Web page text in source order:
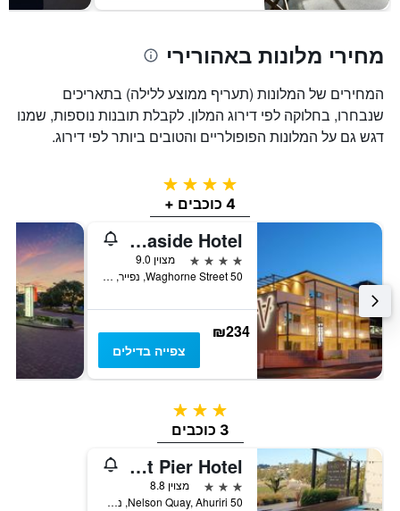
במהלך
השבוע
זה
שנמצא
בימים
מחירי מלונות באהורירי
המחירים של המלונות (תעריף ממוצע ללילה) בתאריכים
שנבחרו, בחלוקה לפי דירוג המלון. לקבלת תובנות נוספות, שמנו
דגש גם על המלונות הפופולריים והטובים ביותר לפי דירוג.
4 כוכבים
4 כוכבים +
Navigate Seaside Hotel
4 כוכבים
מצוין 9.0
50 Waghorne Street, נפייר, ניו זילנד
₪234
צפייה בדילים
3 כוכבים
3 כוכבים
East Pier Hotel
3 כוכבים
מצוין 8.8
50 Nelson Quay, Ahuriri, נפייר, ניו זילנד